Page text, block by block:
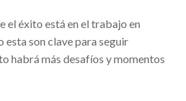
el éxito está en el trabajo en
esta son clave para seguir
habrá más desafíos y momentos